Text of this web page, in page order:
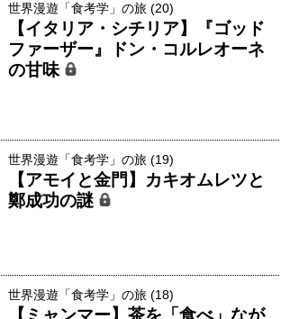
世界漫遊「食考学」の旅 (20)
【イタリア・シチリア】『ゴッド
ファーザー』ドン・コルレオーネ
の甘味
世界漫遊「食考学」の旅 (19)
【アモイと金門】カキオムレツと
鄭成功の謎
世界漫遊「食考学」の旅 (18)